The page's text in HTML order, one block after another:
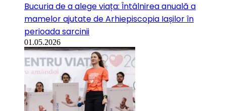
Bucuria de a alege viața: Întâlnirea anuală a
mamelor ajutate de Arhiepiscopia Iașilor în
perioada sarcinii
01.05.2026